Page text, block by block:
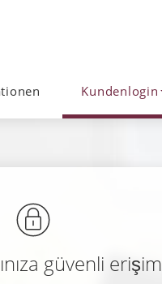
Kundenlogin
güvenli erişim